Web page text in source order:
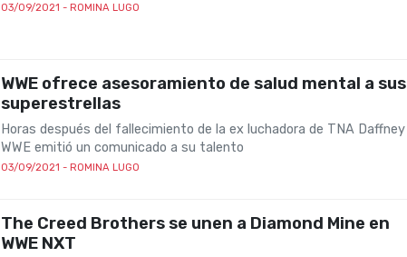
03/09/2021 - ROMINA LUGO
WWE ofrece asesoramiento de salud mental a sus
superestrellas
Horas después del fallecimiento de la ex luchadora de TNA Daffney
WWE emitió un comunicado a su talento
03/09/2021 - ROMINA LUGO
The Creed Brothers se unen a Diamond Mine en
WWE NXT